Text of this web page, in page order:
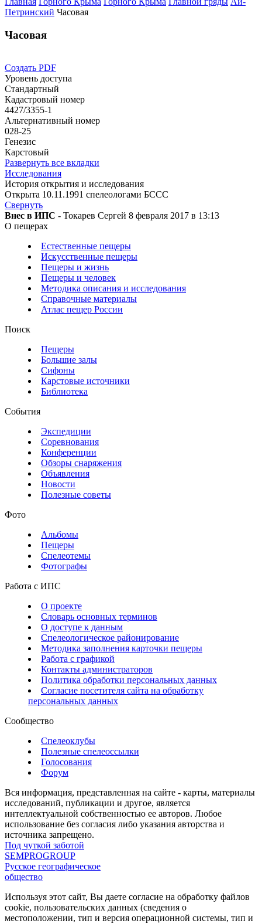
Петринский Часовая
Часовая
Создать PDF
Уровень доступа
Стандартный
Кадастровый номер
4427/3355-1
Альтернативный номер
028-25
Генезис
Карстовый
Развернуть все вкладки
Исследования
История открытия и исследования
Открыта 10.11.1991 спелеологами БССС
Свернуть
Внес в ИПС - Токарев Сергей 8 февраля 2017 в 13:13
О пещерах
Естественные пещеры
Искусственные пещеры
Пещеры и жизнь
Пещеры и человек
Методика описания и исследования
Справочные материалы
Атлас пещер России
Поиск
Пещеры
Большие залы
Сифоны
Карстовые источники
Библиотека
События
Экспедиции
Соревнования
Конференции
Обзоры снаряжения
Объявления
Новости
Полезные советы
Фото
Альбомы
Пещеры
Спелеотемы
Фотографы
Работа с ИПС
О проекте
Словарь основных терминов
О доступе к данным
Спелеологическое районирование
Методика заполнения карточки пещеры
Работа с графикой
Контакты администраторов
Политика обработки персональных данных
Согласие посетителя сайта на обработку
персональных данных
Сообщество
Спелеоклубы
Полезные спелеоссылки
Голосования
Форум
Вся информация, представленная на сайте - карты, материалы
исследований, публикации и другое, является
интеллектуальной собственностью ее авторов. Любое
использование без согласия либо указания авторства и
источника запрещено.
Под чуткой заботой
SEMPROGROUP
Русское географическое
общество
Используя этот сайт, Вы даете согласие на обработку файлов
cookie, пользовательских данных (сведения о
местоположении, тип и версия операционной системы, тип и